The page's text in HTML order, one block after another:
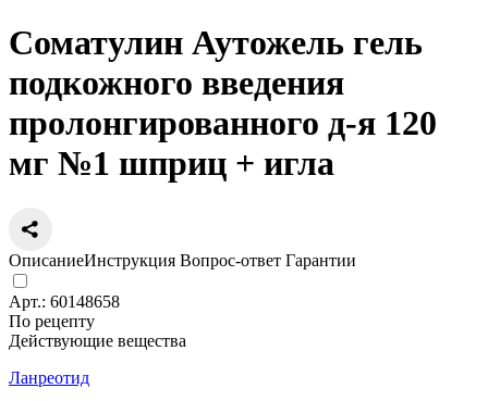
Соматулин Аутожель гель
подкожного введения
пролонгированного д-я 120
мг №1 шприц + игла
ОписаниеИнструкция Вопрос-ответ Гарантии
Арт.: 60148658
По рецепту
Действующие вещества
Ланреотид